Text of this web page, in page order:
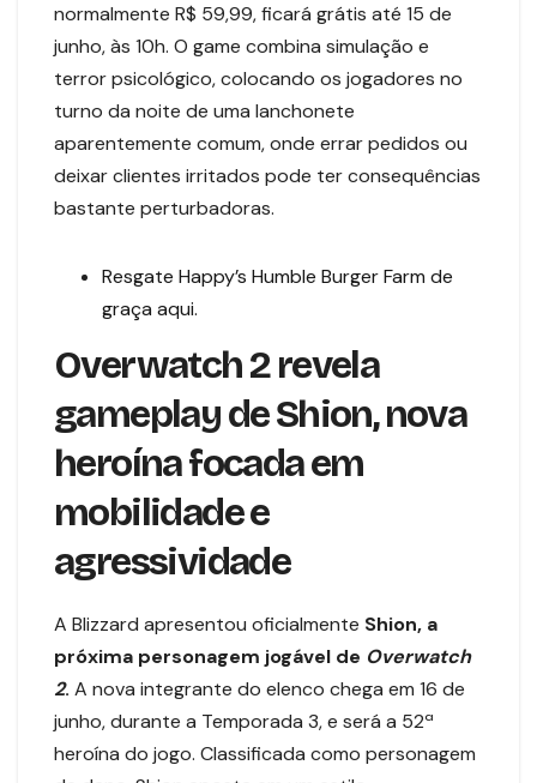
normalmente R$ 59,99, ficará grátis até 15 de
junho, às 10h. O game combina simulação e
terror psicológico, colocando os jogadores no
turno da noite de uma lanchonete
aparentemente comum, onde errar pedidos ou
deixar clientes irritados pode ter consequências
bastante perturbadoras.
Resgate Happy’s Humble Burger Farm de
graça aqui.
Overwatch 2 revela
gameplay de Shion, nova
heroína focada em
mobilidade e
agressividade
A Blizzard apresentou oficialmente Shion, a
próxima personagem jogável de Overwatch
2. A nova integrante do elenco chega em 16 de
junho, durante a Temporada 3, e será a 52ª
heroína do jogo. Classificada como personagem